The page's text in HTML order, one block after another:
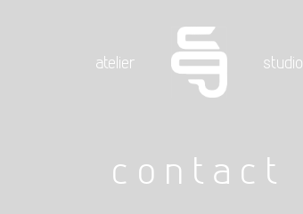
atelier studio
contact